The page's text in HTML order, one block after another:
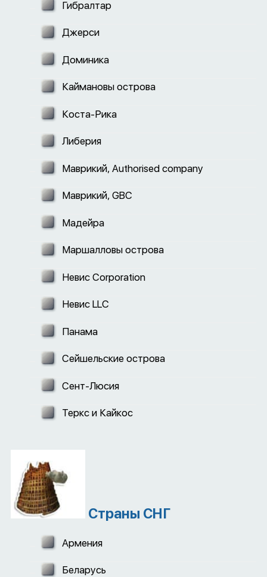
Гибралтар
Джерси
Доминика
Каймановы острова
Коста-Рика
Либерия
Маврикий, Authorised company
Маврикий, GBC
Мадейра
Маршалловы острова
Невис Corporation
Невис LLC
Панама
Сейшельские острова
Сент-Люсия
Теркс и Кайкос
Страны СНГ
Армения
Беларусь